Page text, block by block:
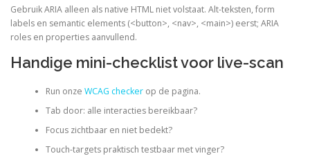
Gebruik ARIA alleen als native HTML niet volstaat. Alt-teksten, form
labels en semantic elements (<button>, <nav>, <main>) eerst; ARIA
roles en properties aanvullend.
Handige mini-checklist voor live-scan
Run onze WCAG checkerop de pagina.
Tab door: alle interacties bereikbaar?
Focus zichtbaar en niet bedekt?
Touch-targets praktisch testbaar met vinger?